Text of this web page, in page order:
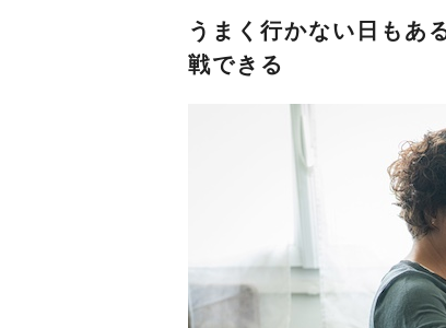
うまく行かない日もあ
戦できる